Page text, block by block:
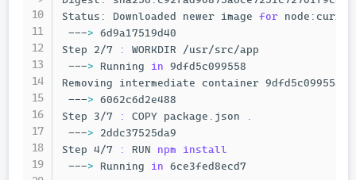
Status: Downloaded newer image for
---> 6d9a17519d40
Step 2/7 : WORKDIR /usr/src/app
---> Running in 9dfd5c099558
Removing intermediate container 9dfd5c099558
---> 6062c6d2e488
Step 3/7 : COPY package.json
.
---> 2ddc37525da9
Step 4/7 : RUN npm install
---> Running in 6ce3fed8ecd7